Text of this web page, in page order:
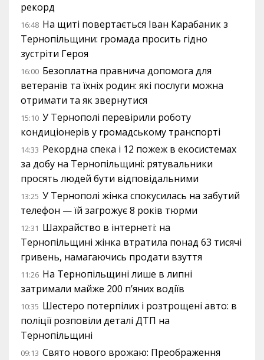
рекорд
16:48 На щиті повертається Іван Карабаник з
Тернопільщини: громада просить гідно
зустріти Героя
16:00 Безоплатна правнича допомога для
ветеранів та їхніх родин: які послуги можна
отримати та як звернутися
15:10 У Тернополі перевірили роботу
кондиціонерів у громадському транспорті
14:33 Рекордна спека і 12 пожеж в екосистемах
за добу на Тернопільщині: рятувальники
просять людей бути відповідальними
13:25 У Тернополі жінка спокусилась на забутий
телефон — їй загрожує 8 років тюрми
12:31 Шахрайство в інтернеті: на
Тернопільщині жінка втратила понад 63 тисячі
гривень, намагаючись продати взуття
11:26 На Тернопільщині лише в липні
затримали майже 200 п’яних водіїв
10:35 Шестеро потерпілих і розтрощені авто: в
поліції розповіли деталі ДТП на
Тернопільщині
09:13 Свято нового врожаю: Преображення